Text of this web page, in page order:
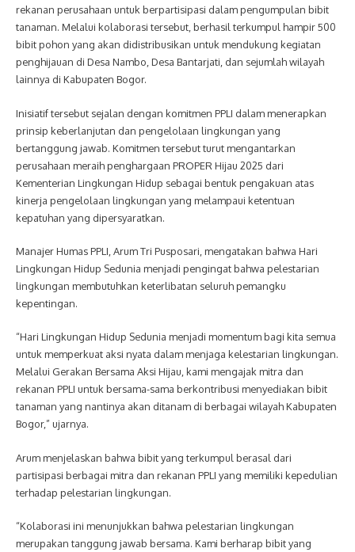
rekanan perusahaan untuk berpartisipasi dalam pengumpulan bibit
tanaman. Melalui kolaborasi tersebut, berhasil terkumpul hampir 500
bibit pohon yang akan didistribusikan untuk mendukung kegiatan
penghijauan di Desa Nambo, Desa Bantarjati, dan sejumlah wilayah
lainnya di Kabupaten Bogor.
Inisiatif tersebut sejalan dengan komitmen PPLI dalam menerapkan
prinsip keberlanjutan dan pengelolaan lingkungan yang
bertanggung jawab. Komitmen tersebut turut mengantarkan
perusahaan meraih penghargaan PROPER Hijau 2025 dari
Kementerian Lingkungan Hidup sebagai bentuk pengakuan atas
kinerja pengelolaan lingkungan yang melampaui ketentuan
kepatuhan yang dipersyaratkan.
Manajer Humas PPLI, Arum Tri Pusposari, mengatakan bahwa Hari
Lingkungan Hidup Sedunia menjadi pengingat bahwa pelestarian
lingkungan membutuhkan keterlibatan seluruh pemangku
kepentingan.
“Hari Lingkungan Hidup Sedunia menjadi momentum bagi kita semua
untuk memperkuat aksi nyata dalam menjaga kelestarian lingkungan.
Melalui Gerakan Bersama Aksi Hijau, kami mengajak mitra dan
rekanan PPLI untuk bersama-sama berkontribusi menyediakan bibit
tanaman yang nantinya akan ditanam di berbagai wilayah Kabupaten
Bogor,” ujarnya.
Arum menjelaskan bahwa bibit yang terkumpul berasal dari
partisipasi berbagai mitra dan rekanan PPLI yang memiliki kepedulian
terhadap pelestarian lingkungan.
“Kolaborasi ini menunjukkan bahwa pelestarian lingkungan
merupakan tanggung jawab bersama. Kami berharap bibit yang